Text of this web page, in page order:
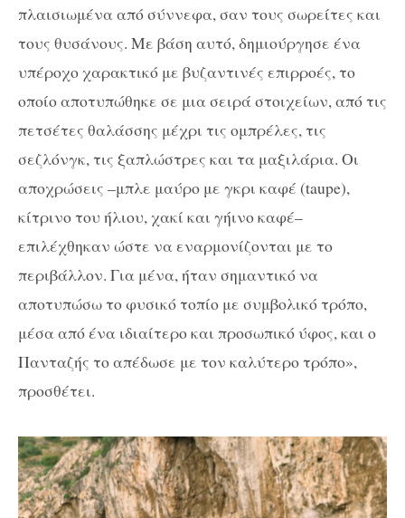
πλαισιωμένα από σύννεφα, σαν τους σωρείτες και
τους θυσάνους. Με βάση αυτό, δημιούργησε ένα
υπέροχο χαρακτικό με βυζαντινές επιρροές, το
οποίο αποτυπώθηκε σε μια σειρά στοιχείων, από τις
πετσέτες θαλάσσης μέχρι τις ομπρέλες, τις
σεζλόνγκ, τις ξαπλώστρες και τα μαξιλάρια. Οι
αποχρώσεις –μπλε μαύρο με γκρι καφέ (taupe),
κίτρινο του ήλιου, χακί και γήινο καφέ–
επιλέχθηκαν ώστε να εναρμονίζονται με το
περιβάλλον. Για μένα, ήταν σημαντικό να
αποτυπώσω το φυσικό τοπίο με συμβολικό τρόπο,
μέσα από ένα ιδιαίτερο και προσωπικό ύφος, και ο
Πανταζής το απέδωσε με τον καλύτερο τρόπο»,
προσθέτει.